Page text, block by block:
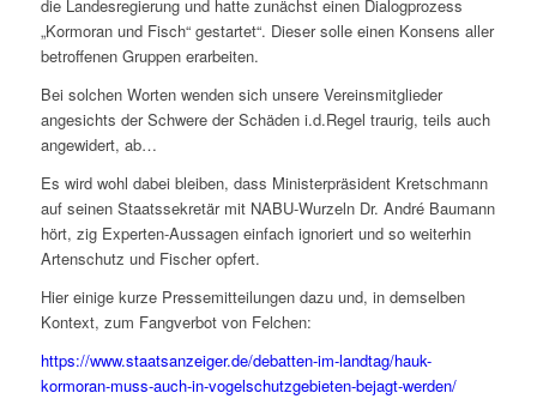
die Landesregierung und hatte zunächst einen Dialogprozess
„Kormoran und Fisch“ gestartet“. Dieser solle einen Konsens aller
betroffenen Gruppen erarbeiten.
Bei solchen Worten wenden sich unsere Vereinsmitglieder
angesichts der Schwere der Schäden i.d.Regel traurig, teils auch
angewidert, ab…
Es wird wohl dabei bleiben, dass Ministerpräsident Kretschmann
auf seinen Staatssekretär mit NABU-Wurzeln Dr. André Baumann
hört, zig Experten-Aussagen einfach ignoriert und so weiterhin
Artenschutz und Fischer opfert.
Hier einige kurze Pressemitteilungen dazu und, in demselben
Kontext, zum Fangverbot von Felchen:
https://www.staatsanzeiger.de/debatten-im-landtag/hauk-
kormoran-muss-auch-in-vogelschutzgebieten-bejagt-werden/